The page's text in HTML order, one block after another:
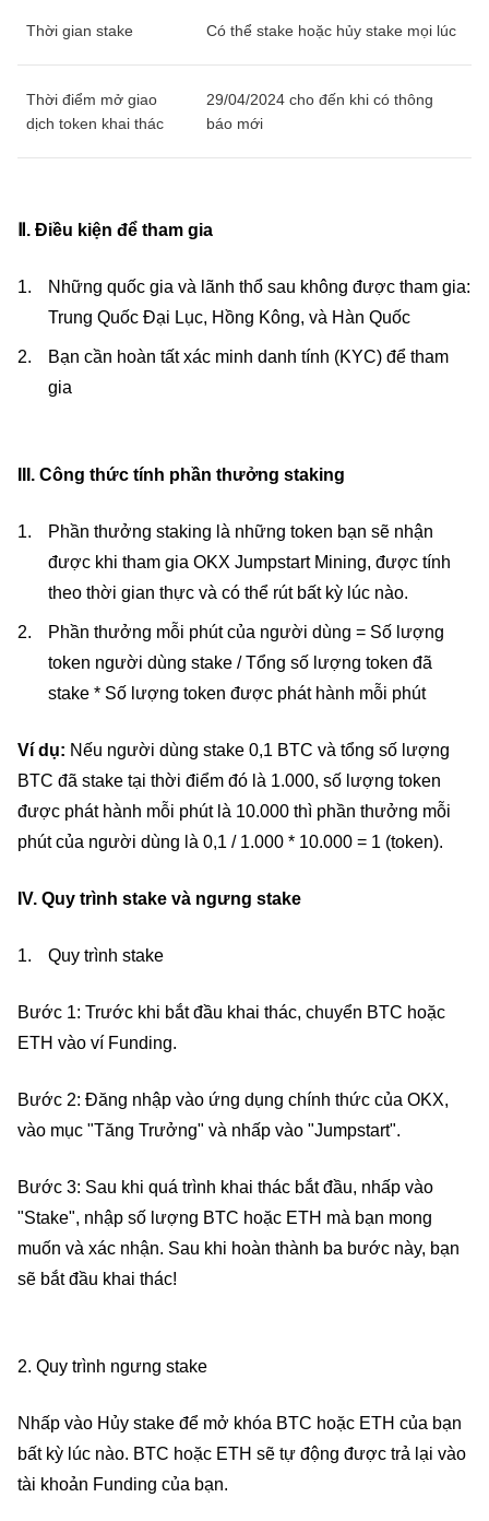
Thời gian stake Có thể stake hoặc hủy stake mọi lúc
Thời điểm mở giao
dịch token khai thác
29/04/2024 cho đến khi có thông
báo mới
Ⅱ. Điều kiện để tham gia
Những quốc gia và lãnh thổ sau không được tham gia:
Trung Quốc Đại Lục, Hồng Kông, và Hàn Quốc
Bạn cần hoàn tất xác minh danh tính (KYC) để tham
gia
III. Công thức tính phần thưởng staking
Phần thưởng staking là những token bạn sẽ nhận
được khi tham gia OKX Jumpstart Mining, được tính
theo thời gian thực và có thể rút bất kỳ lúc nào.
Phần thưởng mỗi phút của người dùng = Số lượng
token người dùng stake / Tổng số lượng token đã
stake * Số lượng token được phát hành mỗi phút
Ví dụ: Nếu người dùng stake 0,1 BTC và tổng số lượng
BTC đã stake tại thời điểm đó là 1.000, số lượng token
được phát hành mỗi phút là 10.000 thì phần thưởng mỗi
phút của người dùng là 0,1 / 1.000 * 10.000 = 1 (token).
IV. Quy trình stake và ngưng stake
Quy trình stake
Bước 1: Trước khi bắt đầu khai thác, chuyển BTC hoặc
ETH vào ví Funding.
Bước 2: Đăng nhập vào ứng dụng chính thức của OKX,
vào mục "Tăng Trưởng" và nhấp vào "Jumpstart".
Bước 3: Sau khi quá trình khai thác bắt đầu, nhấp vào
"Stake", nhập số lượng BTC hoặc ETH mà bạn mong
muốn và xác nhận. Sau khi hoàn thành ba bước này, bạn
sẽ bắt đầu khai thác!
2. Quy trình ngưng stake
Nhấp vào Hủy stake để mở khóa BTC hoặc ETH của bạn
bất kỳ lúc nào. BTC hoặc ETH sẽ tự động được trả lại vào
tài khoản Funding của bạn.